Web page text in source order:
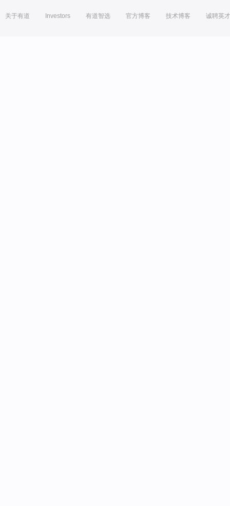
关于有道 Investors 有道智选 官方博客 技术博客 诚聘英才